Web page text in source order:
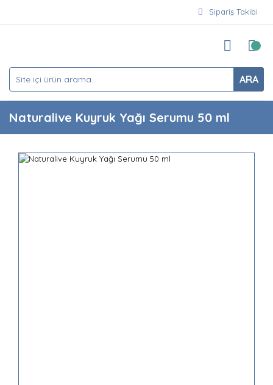
Sipariş Takibi
ARA
Naturalive Kuyruk Yağı Serumu 50 ml